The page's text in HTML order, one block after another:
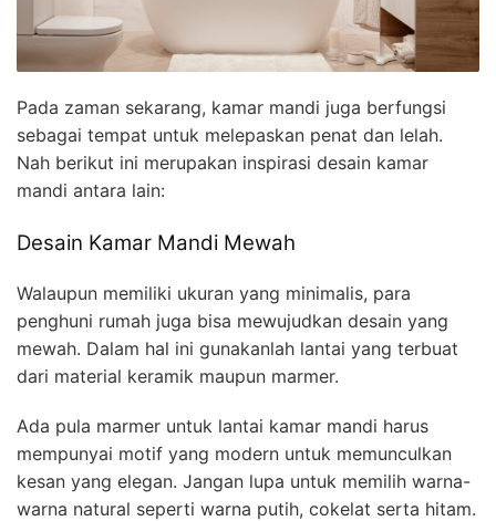
Pada zaman sekarang, kamar mandi juga berfungsi
sebagai tempat untuk melepaskan penat dan lelah.
Nah berikut ini merupakan inspirasi desain kamar
mandi antara lain:
Desain Kamar Mandi Mewah
Walaupun memiliki ukuran yang minimalis, para
penghuni rumah juga bisa mewujudkan desain yang
mewah. Dalam hal ini gunakanlah lantai yang terbuat
dari material keramik maupun marmer.
Ada pula marmer untuk lantai kamar mandi harus
mempunyai motif yang modern untuk memunculkan
kesan yang elegan. Jangan lupa untuk memilih warna-
warna natural seperti warna putih, cokelat serta hitam.